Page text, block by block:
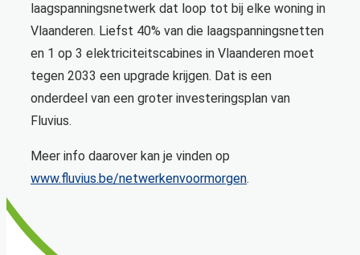
laagspanningsnetwerk dat loop tot bij elke woning in
Vlaanderen. Liefst 40% van die laagspanningsnetten
en 1 op 3 elektriciteitscabines in Vlaanderen moet
tegen 2033 een upgrade krijgen. Dat is een
onderdeel van een groter investeringsplan van
Fluvius.
Meer info daarover kan je vinden op
www.fluvius.be/netwerkenvoormorgen.